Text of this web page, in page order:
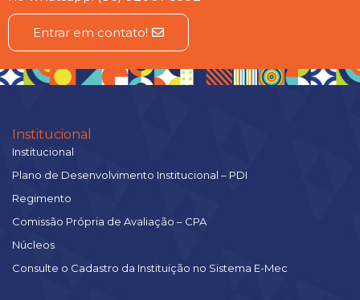
Entrar em contato!
Institucional
Institucional
Plano de Desenvolvimento Institucional – PDI
Regimento
Comissão Própria de Avaliação – CPA
Núcleos
Consulte o Cadastro da Instituição no Sistema E-Mec